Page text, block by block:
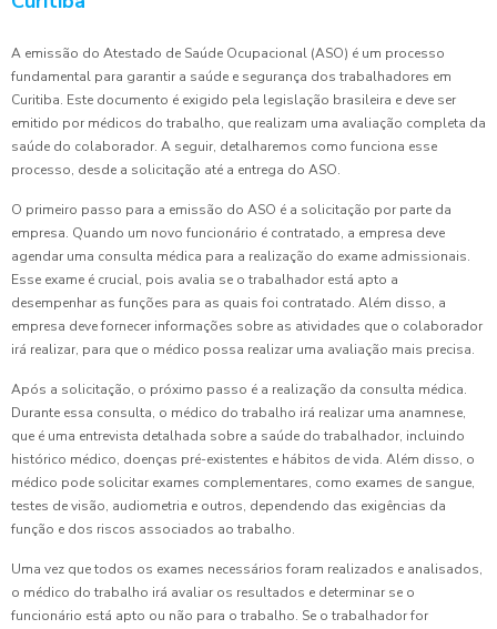
A emissão do Atestado de Saúde Ocupacional (ASO) é um processo
fundamental para garantir a saúde e segurança dos trabalhadores em
Curitiba. Este documento é exigido pela legislação brasileira e deve ser
emitido por médicos do trabalho, que realizam uma avaliação completa da
saúde do colaborador. A seguir, detalharemos como funciona esse
processo, desde a solicitação até a entrega do ASO.
O primeiro passo para a emissão do ASO é a solicitação por parte da
empresa. Quando um novo funcionário é contratado, a empresa deve
agendar uma consulta médica para a realização do exame admissionais.
Esse exame é crucial, pois avalia se o trabalhador está apto a
desempenhar as funções para as quais foi contratado. Além disso, a
empresa deve fornecer informações sobre as atividades que o colaborador
irá realizar, para que o médico possa realizar uma avaliação mais precisa.
Após a solicitação, o próximo passo é a realização da consulta médica.
Durante essa consulta, o médico do trabalho irá realizar uma anamnese,
que é uma entrevista detalhada sobre a saúde do trabalhador, incluindo
histórico médico, doenças pré-existentes e hábitos de vida. Além disso, o
médico pode solicitar exames complementares, como exames de sangue,
testes de visão, audiometria e outros, dependendo das exigências da
função e dos riscos associados ao trabalho.
Uma vez que todos os exames necessários foram realizados e analisados,
o médico do trabalho irá avaliar os resultados e determinar se o
funcionário está apto ou não para o trabalho. Se o trabalhador for